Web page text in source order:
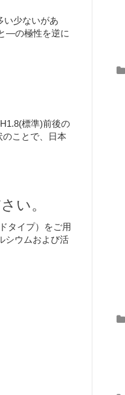
い少ないがあ
―の極性を逆に
標準)前後の
ことで、日本
い。
タイプ）をご用
シウムおよび活